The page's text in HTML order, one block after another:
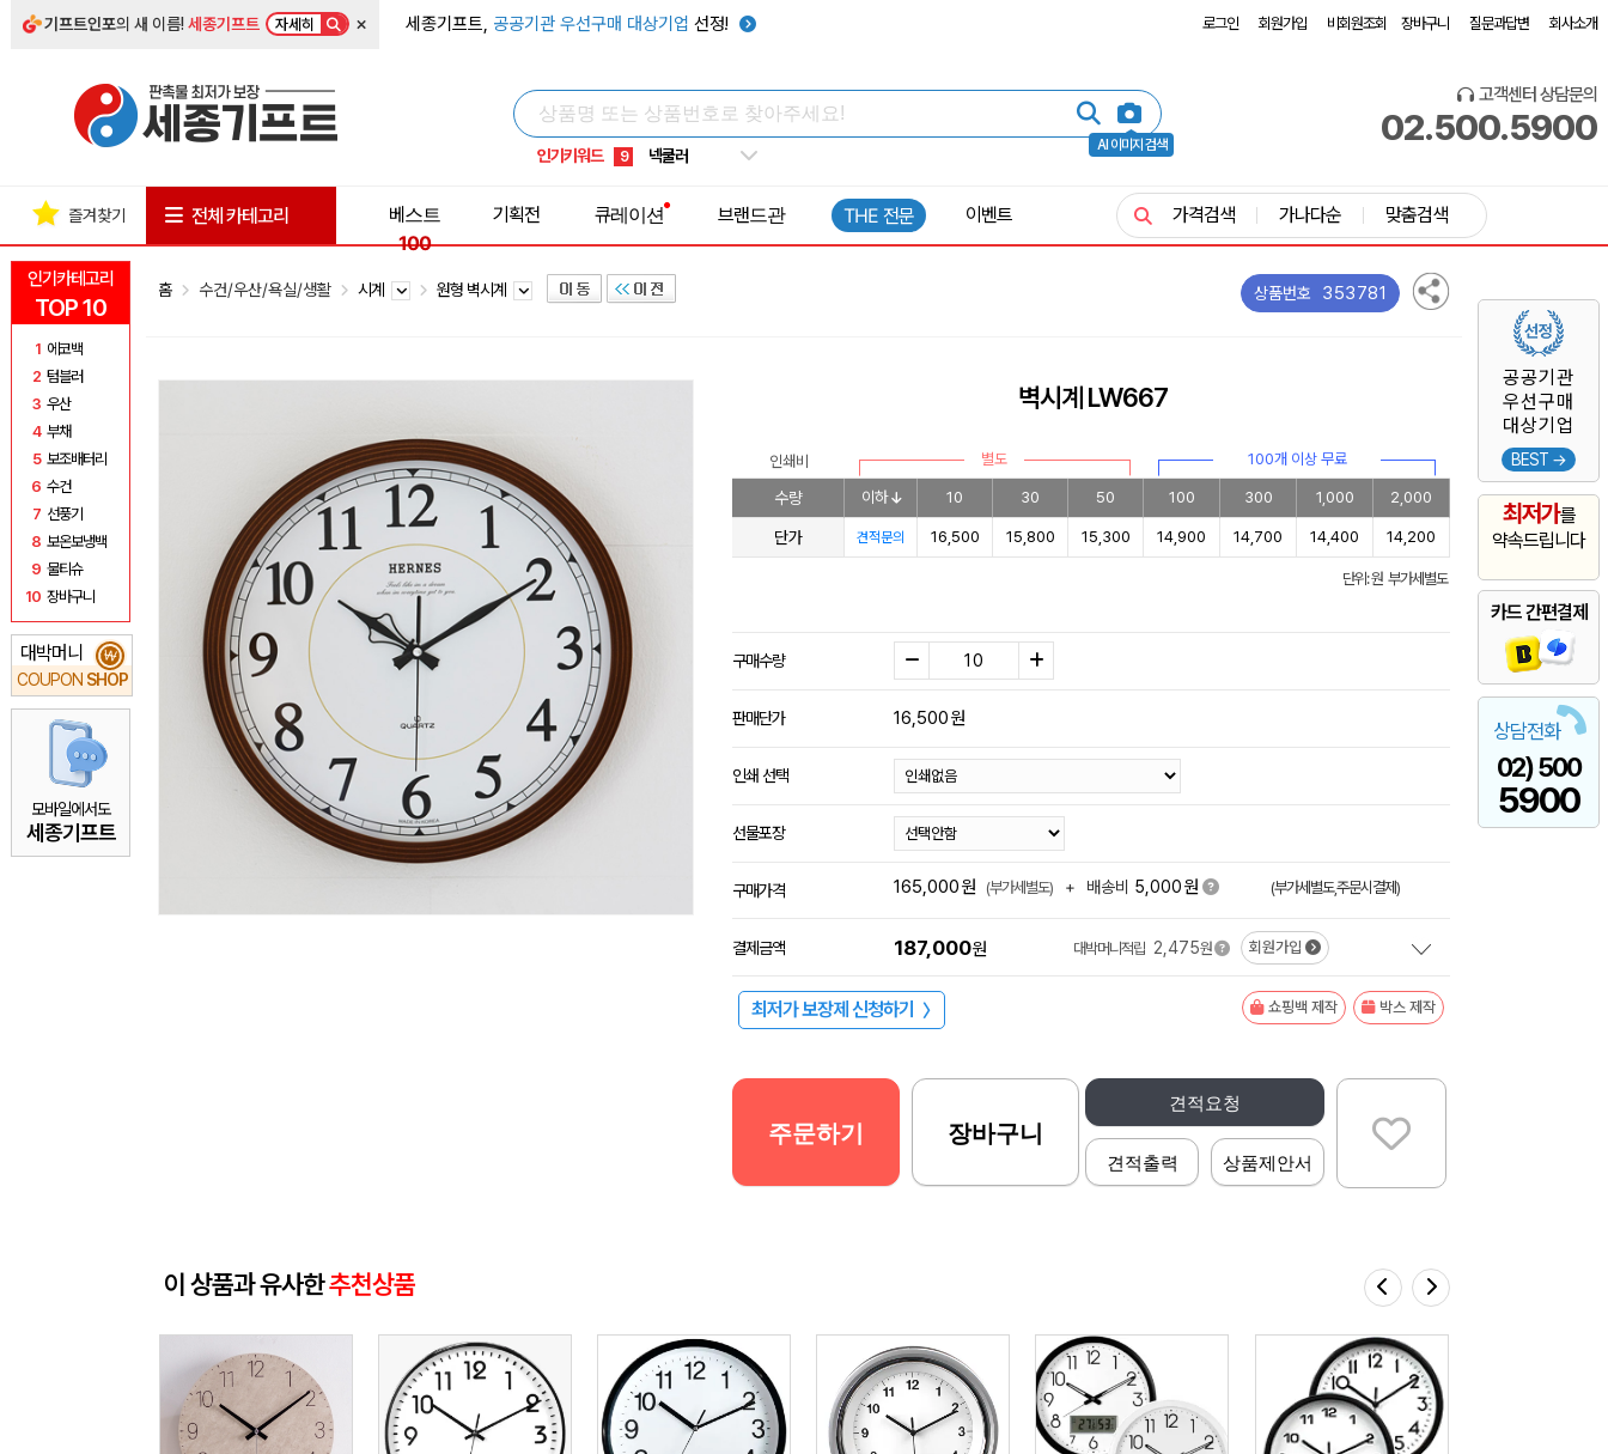
기프트인포의 새 이름!세종기프트 자세히 × 세종기프트, 공공기관 우선구매 대상기업 선정! 로그인 회원가입 비회원조회 장바구니 질문과답변 회사소개
AI 이미지 검색
인기키워드
8 쿨토시
9 넥쿨러
1 선풍기
고객센터 상담문의
02.500.5900
인기카테고리
TOP 10
1 에코백
2 텀블러
3 우산
4 부채
5 보조배터리
6 수건
7 선풍기
8 보온보냉백
9 물티슈
10 장바구니
대박머니
COUPON SHOP
₩
모바일에서도
세종기프트
공공기관
우선구매
대상기업
BEST →
최저가를
약속드립니다
카드 간편결제
상담전화
02) 500
5900
즐겨찾기 전체 카테고리
베스트
100
기획전 큐레이션 브랜드관 THE 전문 이벤트 가격검색 가나다순 맞춤검색
홈 수건/우산/욕실/생활 시계 원형 벽시계 상품번호 353781
벽시계 LW667
인쇄비 별도 100개 이상 무료
수량 이하 10 30 50 100 300 1,000 2,000
단가 견적문의 16,500 15,800 15,300 14,900 14,700 14,400 14,200
단위: 원 부가세별도
구매수량
판매단가 16,500원
인쇄 선택
선물포장
구매가격 165,000원 (부가세별도) + 배송비 5,000원 (부가세별도,주문시결제)
결제금액 187,000원 대박머니적립 2,475원 회원가입
최저가 보장제 신청하기 〉 쇼핑백 제작 박스 제작
견적요청
견적출력 상품제안서
주문하기 장바구니
이 상품과 유사한추천상품